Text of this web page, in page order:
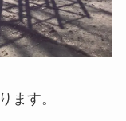
ます。